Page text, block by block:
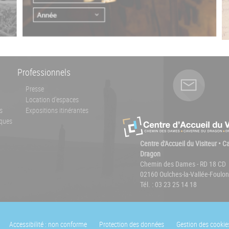
Professionnels
Presse
Location d'espaces
Expositions itinérantes
Centre d'Accueil du Visiteur •
Dragon
Chemin des Dames - RD 18 CD
02160 Oulches-la-Vallée-Foulon
Tél. : 03 23 25 14 18
Accessibilité : non conforme Protection des données Gestion des